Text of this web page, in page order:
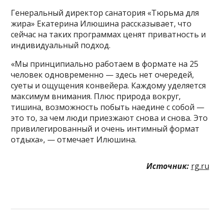
Генеральный директор санатория «Тюрьма для
жира» Екатерина Илюшина рассказывает, что
сейчас на таких программах ценят приватность и
индивидуальный подход.
«Мы принципиально работаем в формате на 25
человек одновременно — здесь нет очередей,
суеты и ощущения конвейера. Каждому уделяется
максимум внимания. Плюс природа вокруг,
тишина, возможность побыть наедине с собой —
это то, за чем люди приезжают снова и снова. Это
привилегированный и очень интимный формат
отдыха», — отмечает Илюшина.
Источник: rg.ru